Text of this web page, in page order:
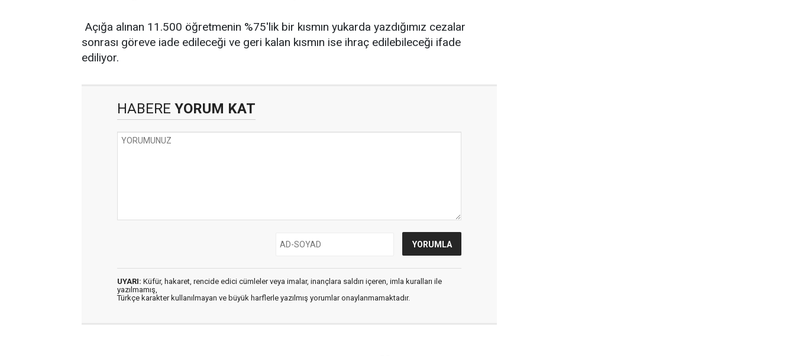
Açığa alınan 11.500 öğretmenin %75'lik bir kısmın yukarda yazdığımız cezalar
sonrası göreve iade edileceği ve geri kalan kısmın ise ihraç edilebileceği ifade
ediliyor.
HABERE YORUM KAT
UYARI: Küfür, hakaret, rencide edici cümleler veya imalar, inançlara saldırı içeren, imla kuralları ile
yazılmamış,
Türkçe karakter kullanılmayan ve büyük harflerle yazılmış yorumlar onaylanmamaktadır.